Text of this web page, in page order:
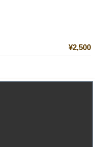
¥2,500